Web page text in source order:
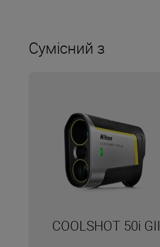
Сумісний з
COOLSHOT 50i GII